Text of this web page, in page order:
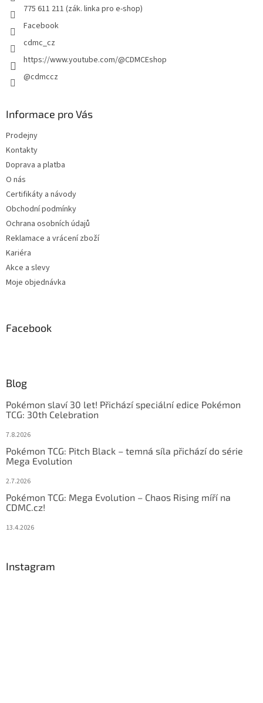
775 611 211 (zák. linka pro e-shop)
Facebook
cdmc_cz
https://www.youtube.com/@CDMCEshop
@cdmccz
Informace pro Vás
Prodejny
Kontakty
Doprava a platba
O nás
Certifikáty a návody
Obchodní podmínky
Ochrana osobních údajů
Reklamace a vrácení zboží
Kariéra
Akce a slevy
Moje objednávka
Facebook
Blog
Pokémon slaví 30 let! Přichází speciální edice Pokémon
TCG: 30th Celebration
7.8.2026
Pokémon TCG: Pitch Black – temná síla přichází do série
Mega Evolution
2.7.2026
Pokémon TCG: Mega Evolution – Chaos Rising míří na
CDMC.cz!
13.4.2026
Instagram